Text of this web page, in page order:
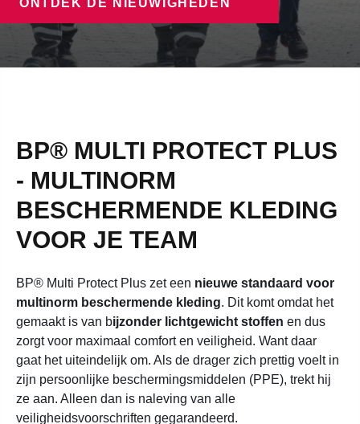
ONTDEK DE NIEUWIGHEDEN
BP® MULTI PROTECT PLUS
- MULTINORM
BESCHERMENDE KLEDING
VOOR JE TEAM
BP® Multi Protect Plus zet een nieuwe standaard voor
multinorm beschermende kleding. Dit komt omdat het
gemaakt is van bijzonder lichtgewicht stoffen en dus
zorgt voor maximaal comfort en veiligheid. Want daar
gaat het uiteindelijk om. Als de drager zich prettig voelt in
zijn persoonlijke beschermingsmiddelen (PPE), trekt hij
ze aan. Alleen dan is naleving van alle
veiligheidsvoorschriften gegarandeerd.